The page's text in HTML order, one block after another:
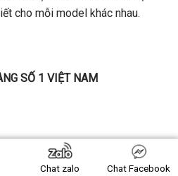
cho mỗi model khác nhau.
SỐ 1 VIỆT NAM
Chat zalo Chat Facebook